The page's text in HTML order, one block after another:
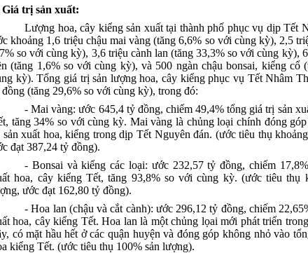
Giá trị sản xuất:
Lượng hoa, cây kiểng sản xuất tại thành phố phục vụ dịp Tết
khoảng 1,6 triệu chậu mai vàng (tăng 6,6% so với cùng kỳ), 2,5
so với cùng kỳ), 3,6 triệu cành lan (tăng 33,3% so với cùng kỳ),
(tăng 1,6% so với cùng kỳ), và 500 ngàn chậu bonsai, kiểng cổ
kỳ). Tổng giá trị sản lượng hoa, cây kiểng phục vụ Tết Nhâm
(tăng 29,6% so với cùng kỳ), trong đó:
- Mai vàng: ước 645,4 tỷ đồng, chiếm 49,4% tổng giá trị sản
tăng 34% so với cùng kỳ. Mai vàng là chủng loại chính đóng
sản xuất hoa, kiểng trong dịp Tết Nguyên đán. (ước tiêu thụ
đạt 387,24 tỷ đồng).
- Bonsai và kiểng các loại: ước 232,57 tỷ đồng, chiếm
hoa, cây kiểng Tết, tăng 93,8% so với cùng kỳ. (ước tiêu thụ
ước đạt 162,80 tỷ đồng).
- Hoa lan (chậu và cắt cành): ước 296,12 tỷ đồng, chiếm
hoa, cây kiểng Tết. Hoa lan là một chủng lọai mới phát triển
có mặt hầu hết ở các quận huyện và đóng góp không nhỏ vào
kiểng Tết. (ước tiêu thụ 100% sản lượng).